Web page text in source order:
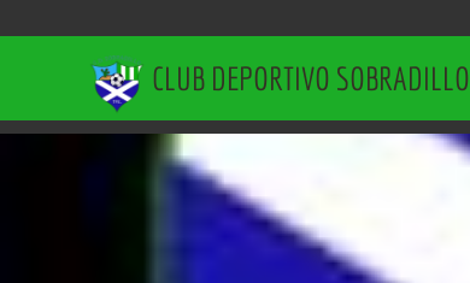
CLUB DEPORTIVO SOBRADILLO